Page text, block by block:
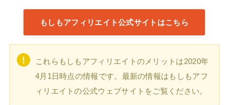
もしもアフィリエイト公式サイトはこちら
これらもしもアフィリエイトのメリットは2020年
4月1日時点の情報です。最新の情報はもしもアフ
ィリエイトの公式ウェブサイトをご覧ください。